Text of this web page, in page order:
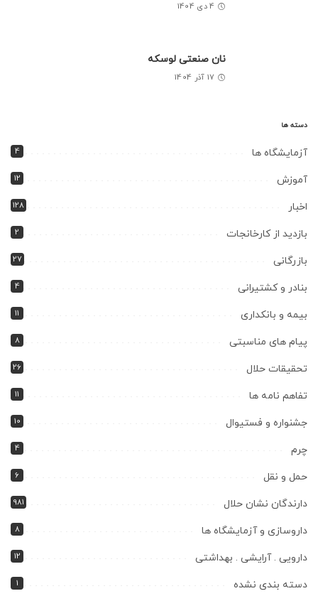
4 دی 1404
نان صنعتی لوسکه
17 آذر 1404
دسته ها
آزمایشگاه ها 4
آموزش 12
اخبار 128
بازدید از کارخانجات 2
بازرگانی 27
بنادر و کشتیرانی 4
بیمه و بانکداری 11
پیام های مناسبتی 8
تحقیقات حلال 26
تفاهم نامه ها 11
جشنواره و فستیوال 10
چرم 4
حمل و نقل 6
دارندگان نشان حلال 981
داروسازی و آزمایشگاه ها 8
دارویی . آرایشی . بهداشتی 12
دسته بندی نشده 1